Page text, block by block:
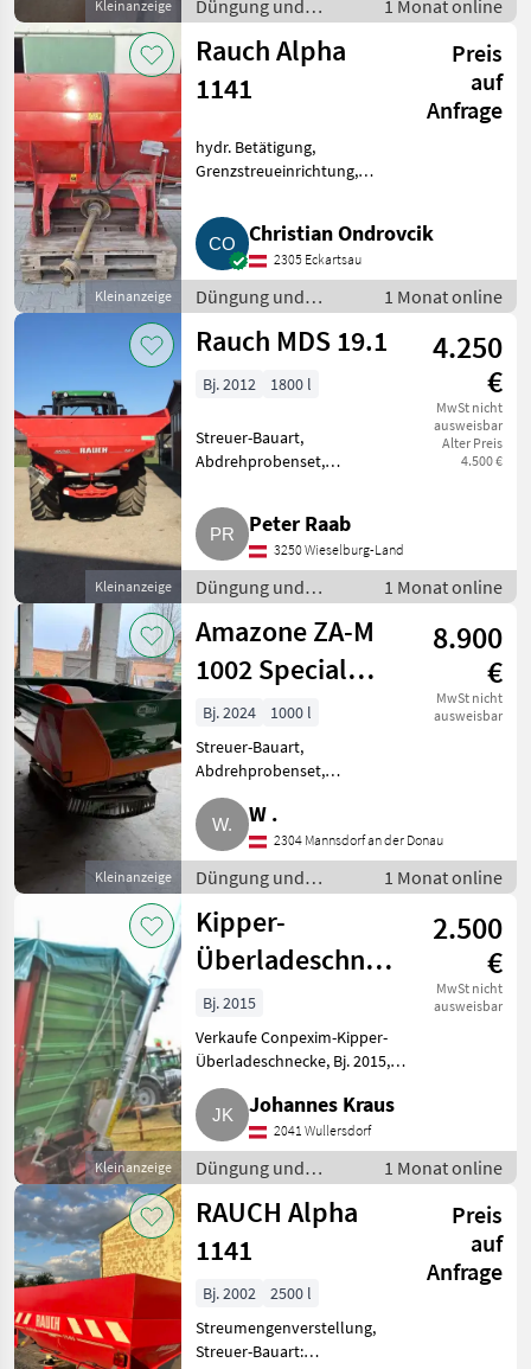
Kleinanzeige
Düngung und
Beregnung /
Mineraldüngerstreuer/Wiegestreuer
1 Monat online
Kleinanzeige
Rauch Alpha
1141
Preis
auf
Anfrage
hydr. Betätigung,
Grenzstreueinrichtung,
Streuer-Bauart:
Zweischeibenstreuer Verkaufe
gebrauchten RAUCH Alpha
1141, Bj. 2003, sofort verfügbar.
Christian Ondrovcik
2305 Eckartsau
Düngung und
Beregnung /
Mineraldüngerstreuer/Wiegestreuer
1 Monat online
Kleinanzeige
Rauch MDS 19.1
4.250
€
MwSt nicht
ausweisbar
Alter Preis
4.500 €
Bj. 2012 1800 l
Streuer-Bauart,
Abdrehprobenset,
Streumengenverstellung
Verkaufe gepflegten Rauch MDS
19.1 mit E-Click, hydr.
Grenzstreueinrichtung, großem
Aufsa
Peter Raab
3250 Wieselburg-Land
Düngung und
Beregnung /
Mineraldüngerstreuer/Wiegestreuer
1 Monat online
Kleinanzeige
Amazone ZA-M
1002 Special
Easy
8.900
€
MwSt nicht
ausweisbar
Bj. 2024
1000 l
Streuer-Bauart,
Abdrehprobenset,
Grenzstreueinrichtung,
Streumengenverstellung Wir
verkaufen unseren
unbenutzten Amazone
Düngerstreuer. Ausstattung:
EasySet 2 Bedienter
W .
2304 Mannsdorf an der Donau
Düngung und
Beregnung /
Mineraldüngerstreuer/Wiegestreuer
1 Monat online
Kleinanzeige
Kipper-
Überladeschnecke
Conpexim
2.500
€
MwSt nicht
ausweisbar
Bj. 2015
Verkaufe Conpexim-Kipper-
Überladeschnecke, Bj. 2015,
wenig gebraucht. Länge: 4 m,
für Transport in der Mitte
klappbar, höhenverstellbar mit
Seilzug, Nirosta. Düngung
Johannes Kraus
2041 Wullersdorf
Düngung und
Beregnung /
Mineraldüngerstreuer/Wiegestreuer
1 Monat online
RAUCH Alpha
1141
Preis
auf
Anfrage
Bj. 2002
2500 l
Streumengenverstellung,
Streuer-Bauart: